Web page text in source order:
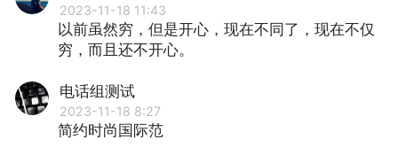
2023-11-18 11:43
以前虽然穷，但是开心，现在不同了，现在不仅
穷，而且还不开心。
电话组测试
2023-11-18 8:27
简约时尚国际范